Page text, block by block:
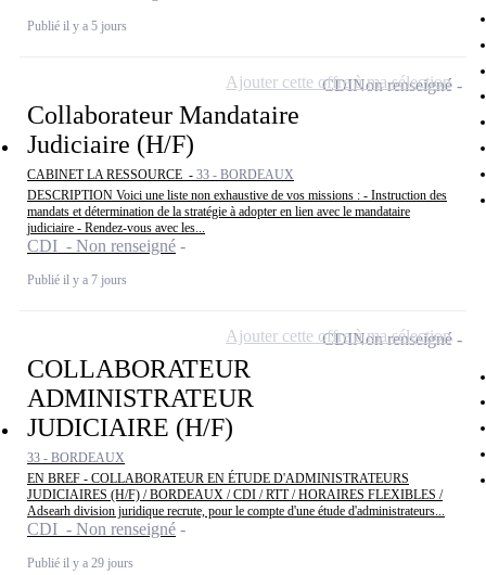
Publié il y a 5 jours
Collaborateur Mandataire
Judiciaire (H/F)
CABINET LA RESSOURCE - 33 - BORDEAUX
DESCRIPTION Voici une liste non exhaustive de vos missions : - Instruction des
mandats et détermination de la stratégie à adopter en lien avec le mandataire
judiciaire - Rendez-vous avec les...
CDI - Non renseigné
Publié il y a 7 jours
CDINon renseigné
Ajouter cette offre à ma sélection
COLLABORATEUR
ADMINISTRATEUR
JUDICIAIRE (H/F)
33 - BORDEAUX
EN BREF - COLLABORATEUR EN ÉTUDE D'ADMINISTRATEURS
JUDICIAIRES (H/F) / BORDEAUX / CDI / RTT / HORAIRES FLEXIBLES /
Adsearh division juridique recrute, pour le compte d'une étude d'administrateurs...
CDI - Non renseigné
Publié il y a 29 jours
CDINon renseigné
Ajouter cette offre à ma sélection